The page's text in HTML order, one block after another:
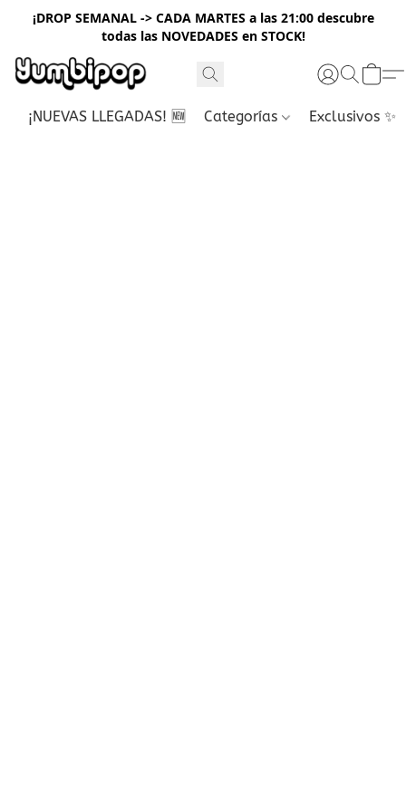
¡DROP SEMANAL -> CADA MARTES a las 21:00 descubre
todas las NOVEDADES en STOCK!
¡NUEVAS LLEGADAS! 🆕 Categorías Exclusivos ✨